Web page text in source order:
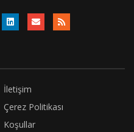
İletişim
Çerez Politikası
Koşullar